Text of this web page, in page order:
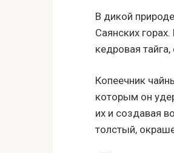
В дикой
Саянских
кедровая
Копеечник
которым он
их и создавая
толстый,